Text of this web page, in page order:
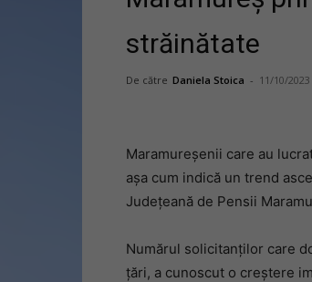
străinătate
De către Daniela Stoica - 11/10/2023
Maramureșenii care au
așa cum indică un trend
Județeană de Pensii
Numărul solicitanților care
țări, a cunoscut o creștere